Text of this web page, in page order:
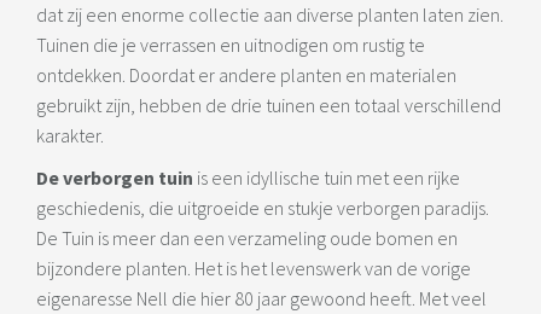
dat zij een enorme collectie aan diverse planten laten zien.
Tuinen die je verrassen en uitnodigen om rustig te
ontdekken. Doordat er andere planten en materialen
gebruikt zijn, hebben de drie tuinen een totaal verschillend
karakter.
De verborgen tuin is een idyllische tuin met een rijke
geschiedenis, die uitgroeide en stukje verborgen paradijs.
De Tuin is meer dan een verzameling oude bomen en
bijzondere planten. Het is het levenswerk van de vorige
eigenaresse Nell die hier 80 jaar gewoond heeft. Met veel